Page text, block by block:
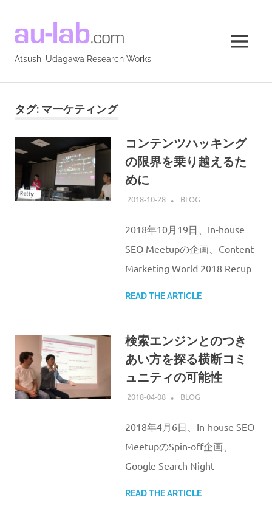
Udagawa
Research
Atsushi Udagawa Research Works
MENU
タグ: マーケティング
コンテンツハッキング
の限界を乗り越えるた
めに
2018-10-28 ATSUSHI UDAGAWA
BLOG
2018年10月19日、In-house
SEO Meetupの企画、Content
Marketing World 2018 Recup
READ THE ARTICLE
検索エンジンとのつき
あい方を探る横断コミ
ュニティの可能性
2018-04-08 ATSUSHI UDAGAWA
BLOG
2018年4月6日、In-house SEO
MeetupのSpin-off企画、
Google Search Night
READ THE ARTICLE